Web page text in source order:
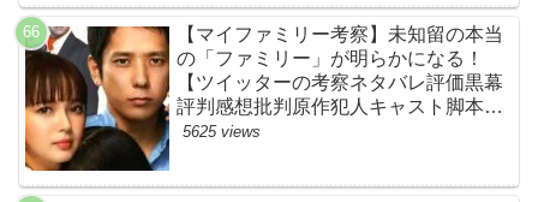
【マイファミリー考察】未知留の本当
の「ファミリー」が明らかになる！
【ツイッターの考察ネタバレ評価黒幕
評判感想批判原作犯人キャスト脚本あ
らすじ伏線まとめ】
5625 views